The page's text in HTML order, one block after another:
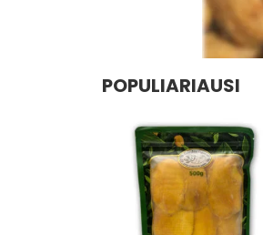
POPULIARIAUSI